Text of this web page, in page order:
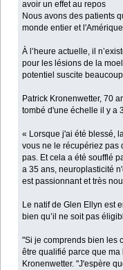
avoir un effet au repos
Nous avons des patients
monde entier et
À l’heure actuelle, il
pour les lésions de la
potentiel suscite
Patrick Kronenwetter, 70
tombé d'une échelle il y a
« Lorsque j'ai été blessé,
vous ne le récupériez pas
pas. Et cela a été soufflé
a 35 ans, neuroplasticité
est passionnant et très
Le natif de Glen Ellyn est
bien qu’il ne soit pas
"Si je comprends bien les
être qualifié parce que
Kronenwetter. "J'espère